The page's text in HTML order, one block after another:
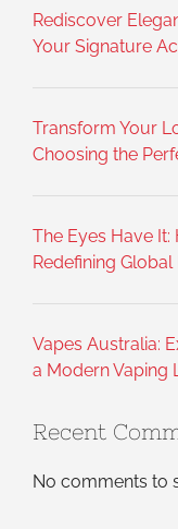
Rediscover
Your Signature
Transform Your
Choosing the
The Eyes Have
Redefining
Vapes Australia:
a Modern Vaping
Recent
No comments to